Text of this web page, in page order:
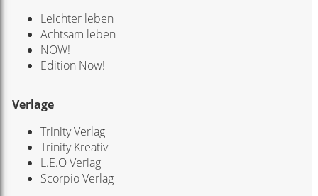
Leichter leben
Achtsam leben
NOW!
Edition Now!
Verlage
Trinity Verlag
Trinity Kreativ
L.E.O Verlag
Scorpio Verlag